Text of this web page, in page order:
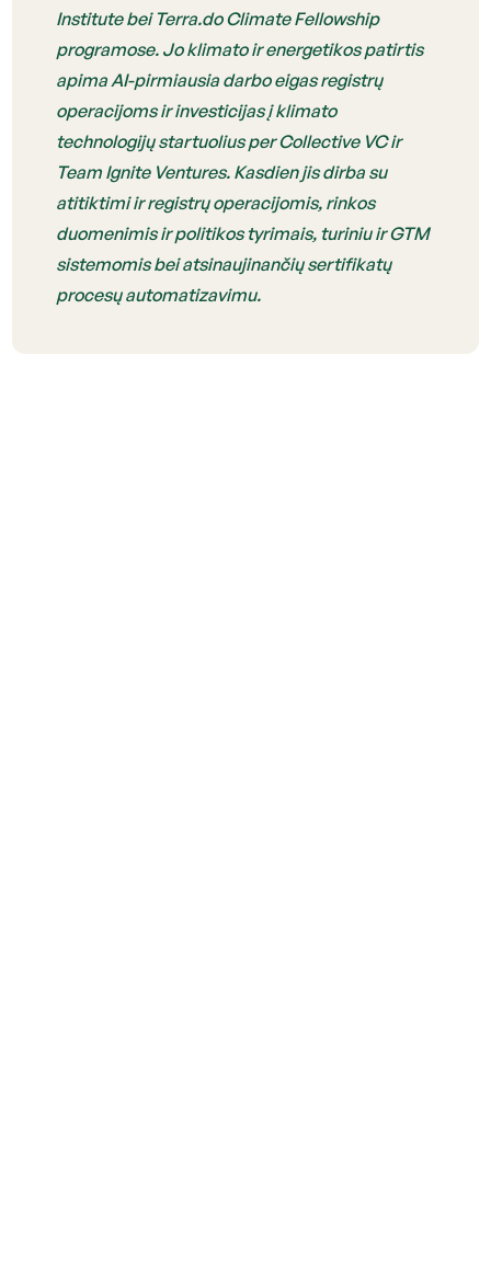
Institute bei Terra.do Climate Fellowship
programose. Jo klimato ir energetikos patirtis
apima AI-pirmiausia darbo eigas registrų
operacijoms ir investicijas į klimato
technologijų startuolius per Collective VC ir
Team Ignite Ventures. Kasdien jis dirba su
atitiktimi ir registrų operacijomis, rinkos
duomenimis ir politikos tyrimais, turiniu ir GTM
sistemomis bei atsinaujinančių sertifikatų
procesų automatizavimu.